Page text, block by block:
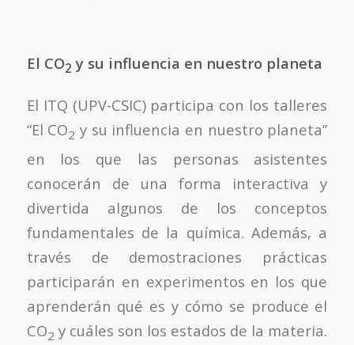
El CO2 y su influencia en nuestro planeta
El ITQ (UPV-CSIC) participa con los talleres
“El CO2 y su influencia en nuestro planeta”
en los que las personas asistentes
conocerán de una forma interactiva y
divertida algunos de los conceptos
fundamentales de la química. Además, a
través de demostraciones prácticas
participarán en experimentos en los que
aprenderán qué es y cómo se produce el
CO2 y cuáles son los estados de la materia.